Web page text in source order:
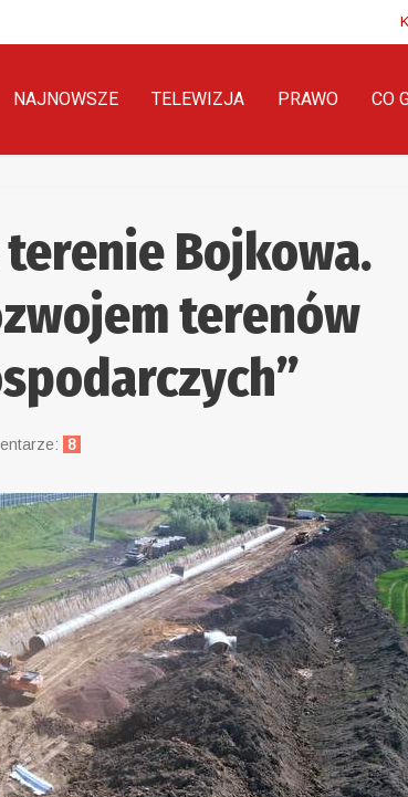
NAJNOWSZE TELEWIZJA PRAWO CO
Bojkowa.
terenów
8